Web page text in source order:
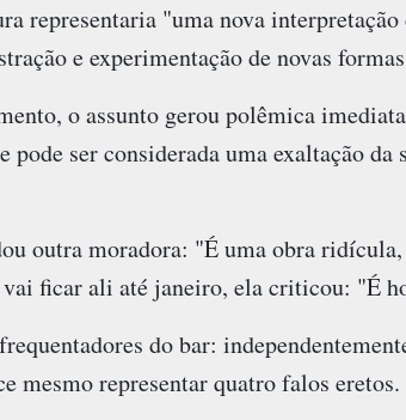
representaria "uma nova
e experimentação de novas
o assunto gerou polêmica
ser considerada uma exaltação da
outra moradora: "É uma obra
vai ficar ali até janeiro, ela criticou: "É
do bar:
mesmo representar quatro falos eretos.